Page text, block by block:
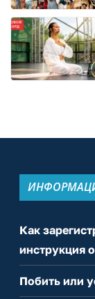
Как
инструкция
Побить или